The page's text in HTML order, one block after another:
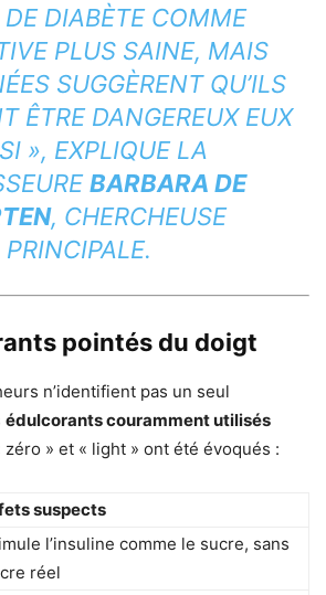
DE DIABÈTE COMME
PLUS SAINE, MAIS
SUGGÈRENT QU’ILS
ÊTRE DANGEREUX EUX
», EXPLIQUE LA
BARBARA DE
, CHERCHEUSE
PRINCIPALE.
pointés du doigt
n’identifient pas un seul
édulcorants couramment utilisés
» et « light » ont été évoqués :
suspects
l’insuline comme le sucre, sans
réel